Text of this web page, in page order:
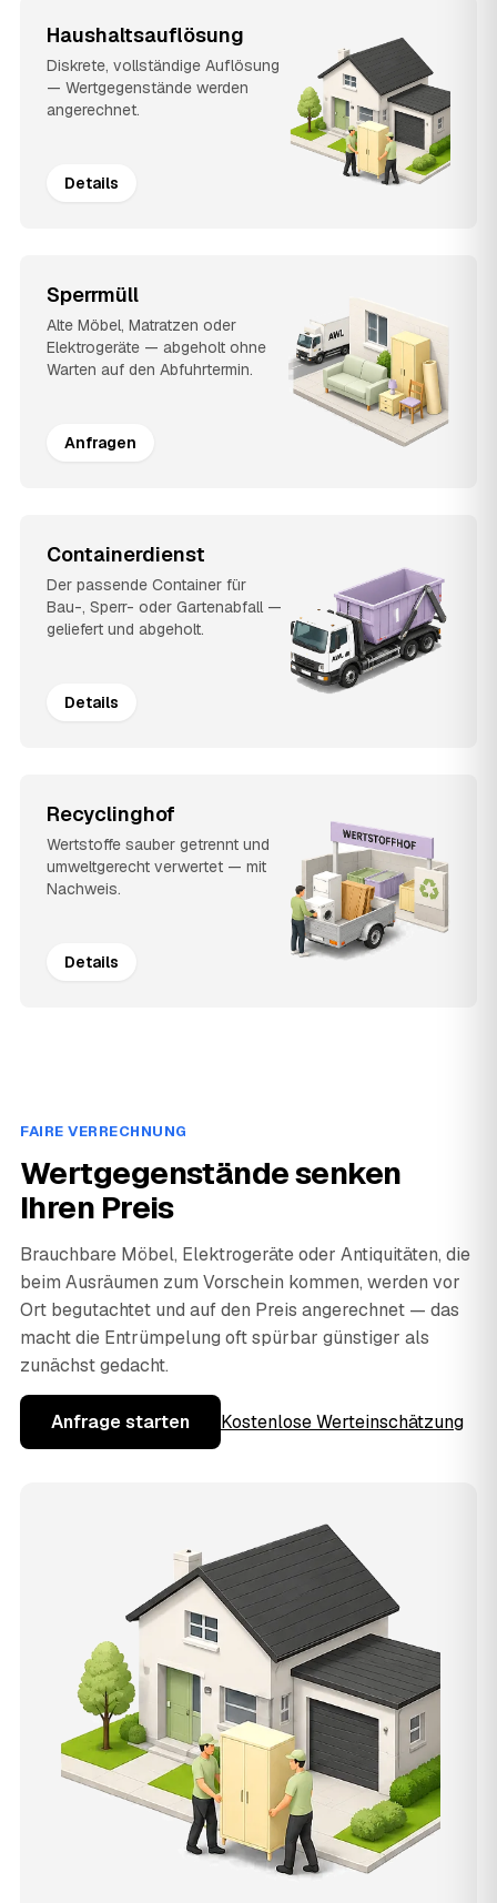
Haushaltsauflösung
Diskrete, vollständige Auflösung
— Wertgegenstände werden
angerechnet.
Details
Sperrmüll
Alte Möbel, Matratzen oder
Elektrogeräte — abgeholt ohne
Warten auf den Abfuhrtermin.
Anfragen
Containerdienst
Der passende Container für
Bau-, Sperr- oder Gartenabfall —
geliefert und abgeholt.
Details
Recyclinghof
Wertstoffe sauber getrennt und
umweltgerecht verwertet — mit
Nachweis.
Details
FAIRE VERRECHNUNG
Wertgegenstände senken
Ihren Preis
Brauchbare Möbel, Elektrogeräte oder Antiquitäten, die
beim Ausräumen zum Vorschein kommen, werden vor
Ort begutachtet und auf den Preis angerechnet — das
macht die Entrümpelung oft spürbar günstiger als
zunächst gedacht.
Anfrage starten Kostenlose Werteinschätzung